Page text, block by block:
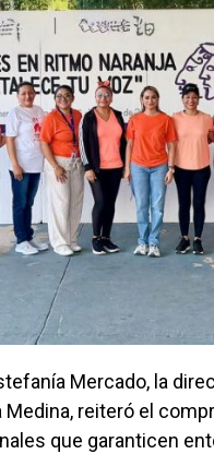
Mercado, la
Medina, reiteró el
que garanticen